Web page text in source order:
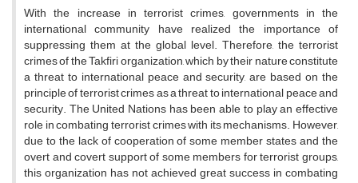
With the increase in terrorist crimes, governments in the
international community have realized the importance of
suppressing them at the global level. Therefore, the terrorist
crimes of the Takfiri organization, which by their nature constitute
a threat to international peace and security, are based on the
principle of terrorist crimes as a threat to international peace and
security. The United Nations has been able to play an effective
role in combating terrorist crimes with its mechanisms. However,
due to the lack of cooperation of some member states and the
overt and covert support of some members for terrorist groups,
this organization has not achieved great success in combating